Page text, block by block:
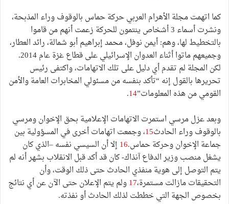
كما اتهمت مجلة الأهرام العربي حركة حماس بالوقوف وراء المذبحة،
ونشرت أسماء 3 أشخاص ينتمون للحركة زعمت أنهم من قاموا
بالتخطيط لها، وهم: أيمن نوفل، محمد إبراهيم أبو شمالة، رائد العطار،
وجميعهم ماتوا أثناء العدوان الإسرائيلي على قطاع غزة عام 2014.
لكن المجلة لم تقدم أي دليل على تلك الاتهامات، واكتفى رئيس
تحريرها بالقول إنه “تأكد بنفسه من مسئولي المخابرات العامة والأمن
القومي من هذه المعلومات”14
.
وبعد عزل مرسي استمرت الاتهامات الإعلامية بحق الإخوان ومرسي
بالوقوف وراء الحادث15، وجمعت اتهامات أخرى في المسؤولية بين
جماعة الإخوان وحركة حماس.16 إلا أن السيسي نفسه –الذي كان
يشغل منصب وزير الدفاع آنذاك- كان قد أكد قبل الانقلاب بشهر أنه لم
يتم التوصل إلى هوية منفذي الحادث حتى ذلك الوقت، وأن
التحقيقات مازالت مستمرة،17ولم يتم الإعلان حتى الآن عن أي نتائج
بخصوص الجهة التي خططت لذلك الحادث أو نفذته.